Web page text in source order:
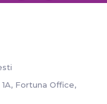
Fortuna Office,